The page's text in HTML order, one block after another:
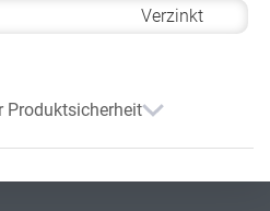
Verzinkt
Produktsicherheit